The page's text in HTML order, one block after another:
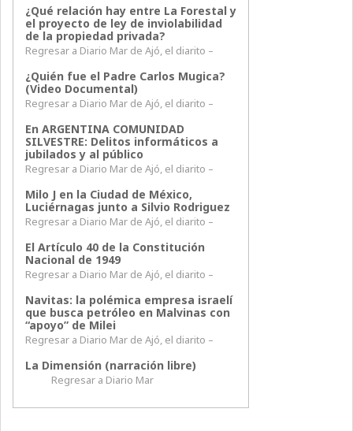
¿Qué relación hay entre La Forestal y
el proyecto de ley de inviolabilidad
de la propiedad privada?
Regresar a Diario Mar de Ajó, el diarito –
¿Quién fue el Padre Carlos Mugica?
(Video Documental)
Regresar a Diario Mar de Ajó, el diarito –
En ARGENTINA COMUNIDAD
SILVESTRE: Delitos informáticos a
jubilados y al público
Regresar a Diario Mar de Ajó, el diarito –
Milo J en la Ciudad de México,
Luciérnagas junto a Silvio Rodriguez
Regresar a Diario Mar de Ajó, el diarito –
El Artículo 40 de la Constitución
Nacional de 1949
Regresar a Diario Mar de Ajó, el diarito –
Navitas: la polémica empresa israelí
que busca petróleo en Malvinas con
“apoyo” de Milei
Regresar a Diario Mar de Ajó, el diarito –
La Dimensión (narración libre)
Regresar a Diario Mar